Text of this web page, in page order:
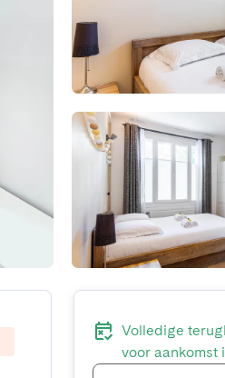
Volledige
voor aankomst